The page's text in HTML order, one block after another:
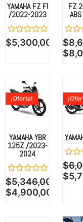
YAMAHA FZ FI
/2022-2023
Valorado
con
$5,300,000.00
FZ
con
0
$
$
YAMAHA YBR
125Z /2023-
2024
Valorado
con
0
¡Oferta!
$5,346,000.00
$4,900,000.00
con
0
$
$